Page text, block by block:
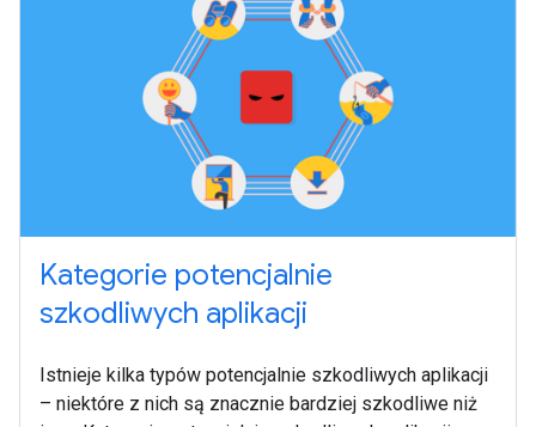
Kategorie potencjalnie
szkodliwych aplikacji
Istnieje kilka typów potencjalnie szkodliwych aplikacji
– niektóre z nich są znacznie bardziej szkodliwe niż